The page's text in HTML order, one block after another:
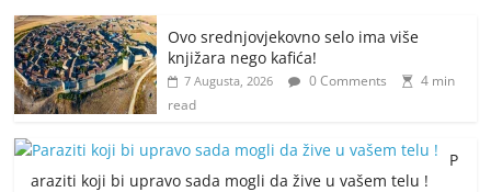
Ovo srednjovjekovno selo ima više
knjižara nego kafića!
7 Augusta, 2026 0 Comments
4 min
read
P
araziti koji bi upravo sada mogli da žive u vašem telu !